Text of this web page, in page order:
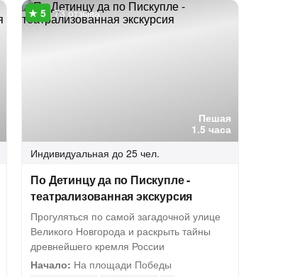
Пешая
1.5 часа
73 отзыва
Индивидуальная до 25 чел.
По Детинцу да по Пискупле -
театрализованная экскурсия
Прогуляться по самой загадочной улице
Великого Новгорода и раскрыть тайны
древнейшего кремля России
Начало: На площади Победы